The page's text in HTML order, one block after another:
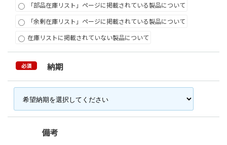
「部品在庫リスト」ページに掲載されている製品について
「余剰在庫リスト」ページに掲載されている製品について
在庫リストに掲載されていない製品について
必須 納期
備考